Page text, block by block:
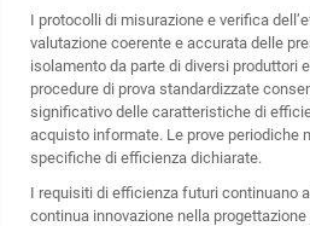
I protocolli di misurazione e verifica
valutazione coerente e accurata delle
isolamento da parte di diversi produttori
procedure di prova standardizzate
significativo delle caratteristiche di
acquisto informate. Le prove periodiche
specifiche di efficienza dichiarate.
I requisiti di efficienza futuri continuano
continua innovazione nella